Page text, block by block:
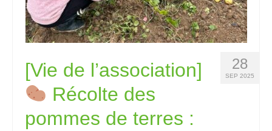
28
SEP 2025
[Vie de l’association]
Récolte des
pommes de terres :